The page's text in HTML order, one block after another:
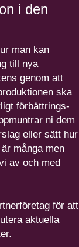
i den
man kan
till nya
genom att
ska
förbätt­rings­
ni dem
eller sätt hur
många men
av och med
för att
aktuella